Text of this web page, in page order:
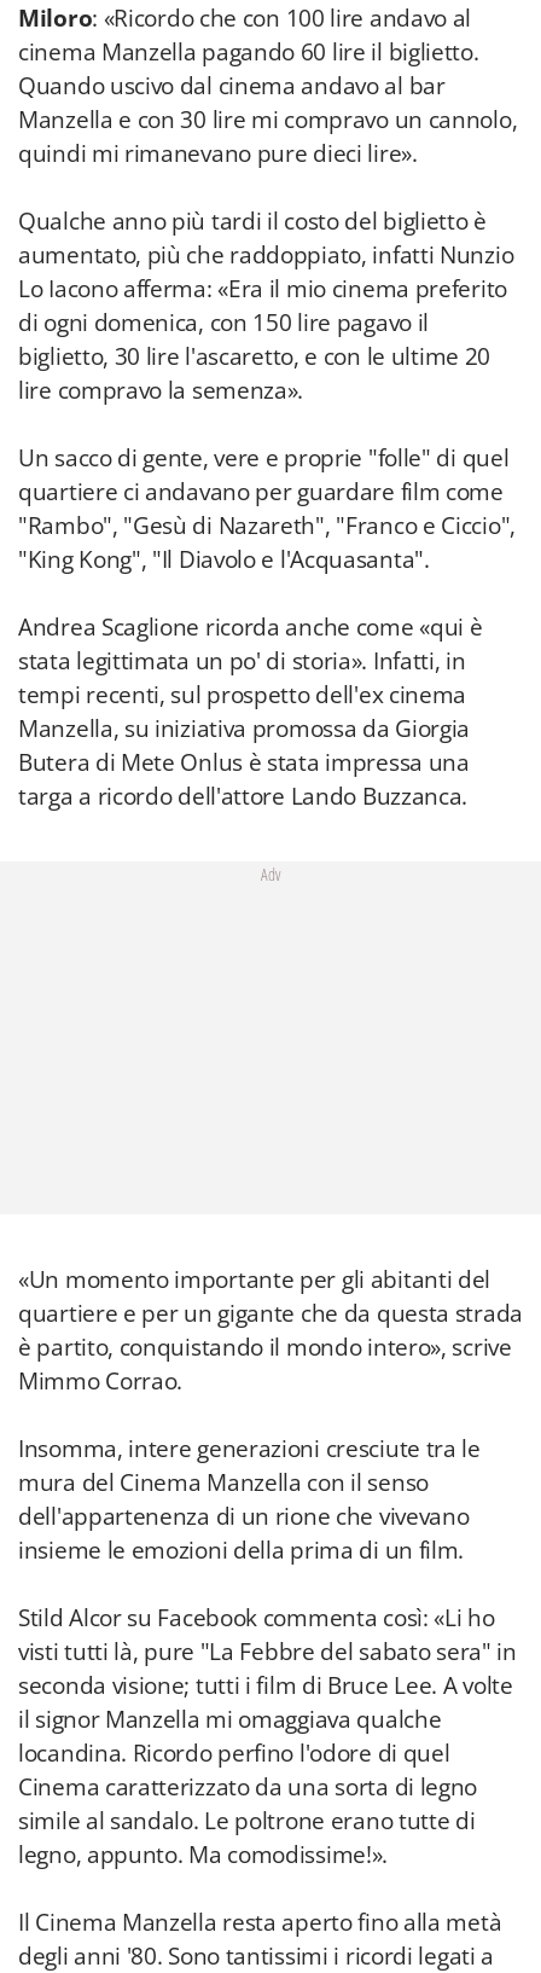
Miloro: «Ricordo che con 100 lire andavo al
cinema Manzella pagando 60 lire il biglietto.
Quando uscivo dal cinema andavo al bar
Manzella e con 30 lire mi compravo un cannolo,
quindi mi rimanevano pure dieci lire».
Qualche anno più tardi il costo del biglietto è
aumentato, più che raddoppiato, infatti Nunzio
Lo Iacono afferma: «Era il mio cinema preferito
di ogni domenica, con 150 lire pagavo il
biglietto, 30 lire l'ascaretto, e con le ultime 20
lire compravo la semenza».
Un sacco di gente, vere e proprie "folle" di quel
quartiere ci andavano per guardare film come
"Rambo", "Gesù di Nazareth", "Franco e Ciccio",
"King Kong", "Il Diavolo e l'Acquasanta".
Andrea Scaglione ricorda anche come «qui è
stata legittimata un po' di storia». Infatti, in
tempi recenti, sul prospetto dell'ex cinema
Manzella, su iniziativa promossa da Giorgia
Butera di Mete Onlus è stata impressa una
targa a ricordo dell'attore Lando Buzzanca.
Adv
«Un momento importante per gli abitanti del
quartiere e per un gigante che da questa strada
è partito, conquistando il mondo intero», scrive
Mimmo Corrao.
Insomma, intere generazioni cresciute tra le
mura del Cinema Manzella con il senso
dell'appartenenza di un rione che vivevano
insieme le emozioni della prima di un film.
Stild Alcor su Facebook commenta così: «Li ho
visti tutti là, pure "La Febbre del sabato sera" in
seconda visione; tutti i film di Bruce Lee. A volte
il signor Manzella mi omaggiava qualche
locandina. Ricordo perfino l'odore di quel
Cinema caratterizzato da una sorta di legno
simile al sandalo. Le poltrone erano tutte di
legno, appunto. Ma comodissime!».
Il Cinema Manzella resta aperto fino alla metà
degli anni '80. Sono tantissimi i ricordi legati a